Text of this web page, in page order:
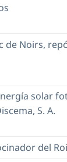
de Noirs,
solar
S. A.
del